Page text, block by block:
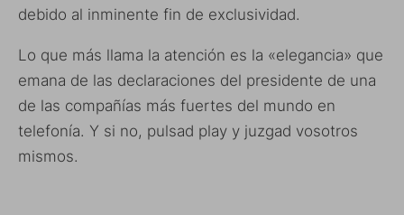
debido al inminente fin de exclusividad.
Lo que más llama la atención es la «elegancia» que
emana de las declaraciones del presidente de una
de las compañías más fuertes del mundo en
telefonía. Y si no, pulsad play y juzgad vosotros
mismos.